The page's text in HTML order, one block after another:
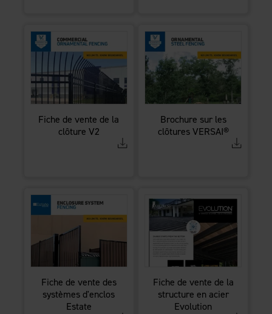
Fiche de vente de la
clôture V2
Brochure sur les
clôtures VERSAI®
Fiche de vente des
systèmes d'enclos
Estate
Fiche de vente de la
structure en acier
Evolution